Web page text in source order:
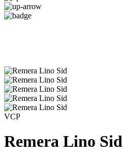
VCP
Remera Lino Sid